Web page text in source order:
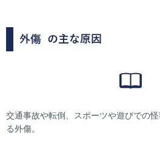
外傷 の主な原因
交通事故や転倒、スポーツや遊びでの
る外傷。